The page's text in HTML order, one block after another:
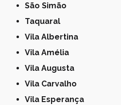
São Simão
Taquaral
Vila Albertina
Vila Amélia
Vila Augusta
Vila Carvalho
Vila Esperança